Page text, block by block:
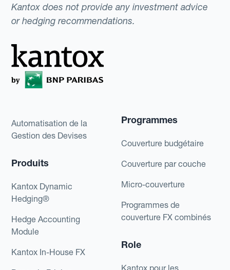
Kantox does not provide any investment advice
or hedging recommendations.
Automatisation de la
Gestion des Devises
Produits
Kantox Dynamic
Hedging®
Hedge Accounting
Module
Kantox In-House FX
Programmes
Couverture budgétaire
Couverture par couche
Micro-couverture
Programmes de
couverture FX combinés
Role
Kantox pour les